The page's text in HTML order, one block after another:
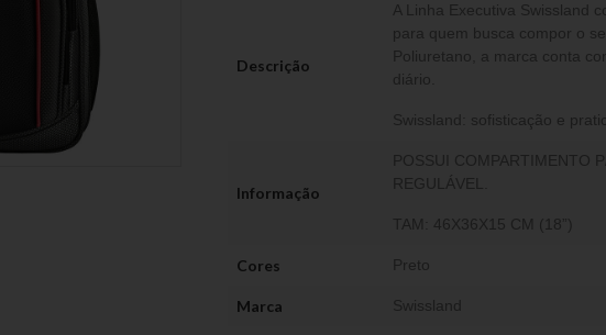
Descrição
A Linha Executiva Swissland
para quem busca compor o
Poliuretano, a marca conta
diário.
Swissland: sofisticação e
Informação
POSSUI COMPARTIMENTO
REGULÁVEL.
TAM: 46X36X15 CM (18”)
Cores Preto
Marca Swissland